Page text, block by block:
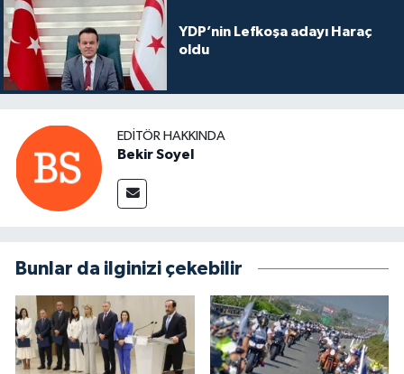
YDP’nin Lefkoşa adayı Haraç
oldu
EDITÖR HAKKINDA
Bekir Soyel
Bunlar da ilginizi çekebilir